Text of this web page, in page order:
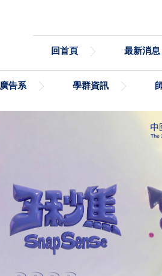
回首頁 最新消息
廣告系 學群資訊